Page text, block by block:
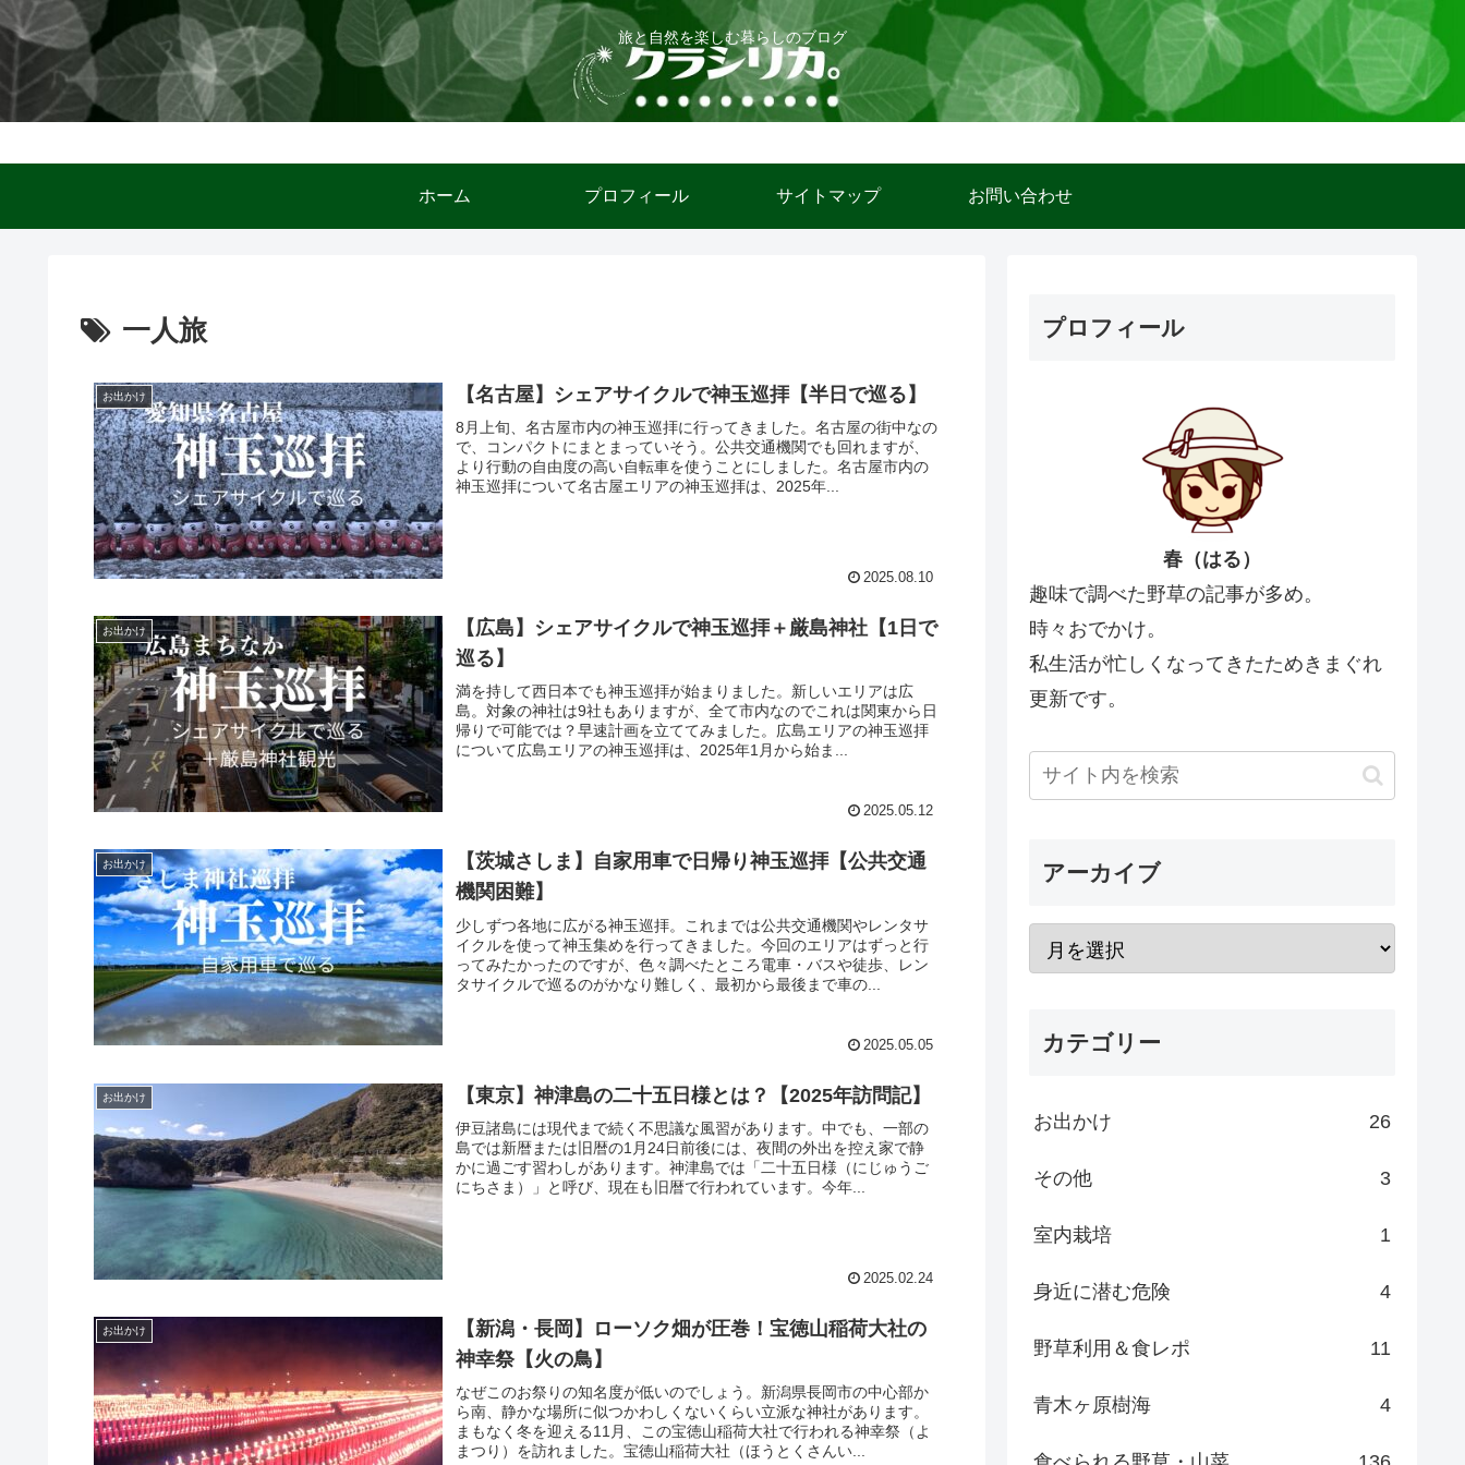
旅と自然を楽しむ暮らしのブログ
ホーム プロフィール サイトマップ お問い合わせ
一人旅
お出かけ 【名古屋】シェアサイクルで神玉巡拝【半日で巡る】
8月上旬、名古屋市内の神玉巡拝に行ってきました。名古屋の街中なの
で、コンパクトにまとまっていそう。公共交通機関でも回れますが、
より行動の自由度の高い自転車を使うことにしました。名古屋市内の
神玉巡拝について名古屋エリアの神玉巡拝は、2025年...
2025.08.10
お出かけ
【広島】シェアサイクルで神玉巡拝＋厳島神社【1日で
巡る】
満を持して西日本でも神玉巡拝が始まりました。新しいエリアは広
島。対象の神社は9社もありますが、全て市内なのでこれは関東から日
帰りで可能では？早速計画を立ててみました。広島エリアの神玉巡拝
について広島エリアの神玉巡拝は、2025年1月から始ま...
2025.05.12
お出かけ
【茨城さしま】自家用車で日帰り神玉巡拝【公共交通
機関困難】
少しずつ各地に広がる神玉巡拝。これまでは公共交通機関やレンタサ
イクルを使って神玉集めを行ってきました。今回のエリアはずっと行
ってみたかったのですが、色々調べたところ電車・バスや徒歩、レン
タサイクルで巡るのがかなり難しく、最初から最後まで車の...
2025.05.05
お出かけ 【東京】神津島の二十五日様とは？【2025年訪問記】
伊豆諸島には現代まで続く不思議な風習があります。中でも、一部の
島では新暦または旧暦の1月24日前後には、夜間の外出を控え家で静
かに過ごす習わしがあります。神津島では「二十五日様（にじゅうご
にちさま）」と呼び、現在も旧暦で行われています。今年...
2025.02.24
お出かけ
【新潟・長岡】ローソク畑が圧巻！宝徳山稲荷大社の
神幸祭【火の鳥】
なぜこのお祭りの知名度が低いのでしょう。新潟県長岡市の中心部か
ら南、静かな場所に似つかわしくないくらい立派な神社があります。
まもなく冬を迎える11月、この宝徳山稲荷大社で行われる神幸祭（よ
まつり）を訪れました。宝徳山稲荷大社（ほうとくさんい...
プロフィール
春（はる）
趣味で調べた野草の記事が多め。
時々おでかけ。
私生活が忙しくなってきたためきまぐれ
更新です。
アーカイブ
カテゴリー
お出かけ 26
その他 3
室内栽培 1
身近に潜む危険 4
野草利用＆食レポ 11
青木ヶ原樹海 4